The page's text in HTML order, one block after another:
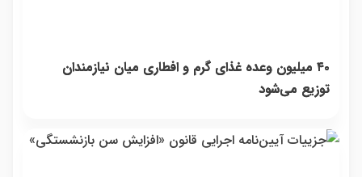
۴۰ میلیون وعده غذای گرم و افطاری میان نیازمندان
توزیع می‌شود